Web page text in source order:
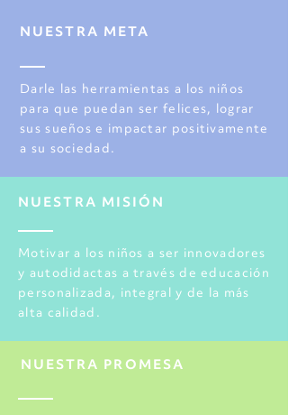
NUESTRA META
Darle las herramientas a los niños
para que puedan ser felices, lograr
sus sueños e impactar positivamente
a su sociedad.
NUESTRA MISIÓN
Motivar a los niños a ser innovadores
y autodidactas a través de educación
personalizada, integral y de la más
alta calidad.
NUESTRA PROMESA